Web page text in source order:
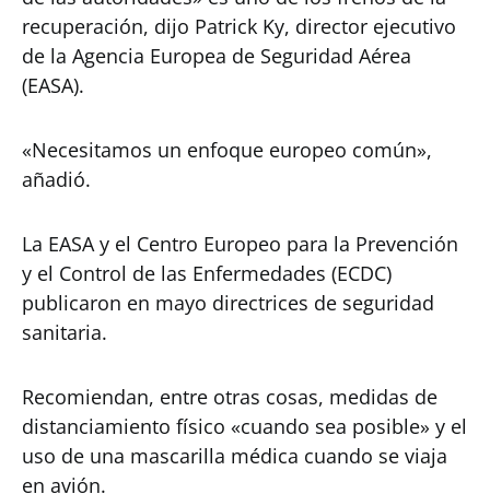
recuperación, dijo Patrick Ky, director ejecutivo
de la Agencia Europea de Seguridad Aérea
(EASA).
«Necesitamos un enfoque europeo común»,
añadió.
La EASA y el Centro Europeo para la Prevención
y el Control de las Enfermedades (ECDC)
publicaron en mayo directrices de seguridad
sanitaria.
Recomiendan, entre otras cosas, medidas de
distanciamiento físico «cuando sea posible» y el
uso de una mascarilla médica cuando se viaja
en avión.